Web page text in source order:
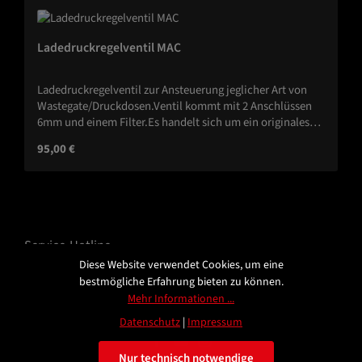
Ladedruckregelventil MAC
Ladedruckregelventil zur Ansteuerung jeglicher Art von
Wastegate/Druckdosen.Ventil kommt mit 2 Anschlüssen
6mm und einem Filter.Es handelt sich um ein originales
Regulärer Preis:
95,00 €
Service-Hotline
Information
Diese Website verwendet Cookies, um eine
bestmögliche Erfahrung bieten zu können.
Mehr Informationen ...
Datenschutz | Impressum